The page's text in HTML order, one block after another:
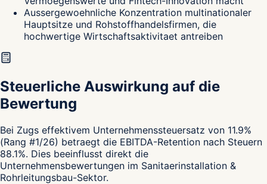
Aussergewoehnliche Konzentration multinationaler
Hauptsitze und Rohstoffhandelsfirmen, die
hochwertige Wirtschaftsaktivitaet antreiben
Steuerliche Auswirkung auf die
Bewertung
Bei Zugs effektivem Unternehmenssteuersatz von 11.9%
(Rang #1/26) betraegt die EBITDA-Retention nach Steuern
88.1%. Dies beeinflusst direkt die
Unternehmensbewertungen im Sanitaerinstallation &
Rohrleitungsbau-Sektor.